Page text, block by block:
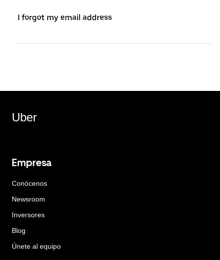
I forgot my email address
Uber
Empresa
Conócenos
Newsroom
Inversores
Blog
Únete al equipo